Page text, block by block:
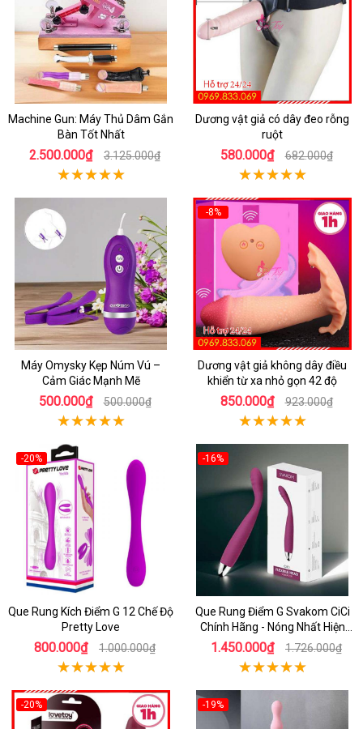
Machine Gun: Máy Thủ Dâm Gắn
Bàn Tốt Nhất
2.500.000₫ 3.125.000₫
Dương vật giả có dây đeo rỗng
ruột
580.000₫ 682.000₫
Máy Omysky Kẹp Núm Vú –
Cảm Giác Mạnh Mẽ
500.000₫ 500.000₫
-8%
Dương vật giả không dây điều
khiển từ xa nhỏ gọn 42 độ
850.000₫ 923.000₫
-20%
Que Rung Kích Điểm G 12 Chế Độ
Pretty Love
800.000₫ 1.000.000₫
-16%
Que Rung Điểm G Svakom CiCi
Chính Hãng - Nóng Nhất Hiện
Nay
1.450.000₫ 1.726.000₫
-20% -19%